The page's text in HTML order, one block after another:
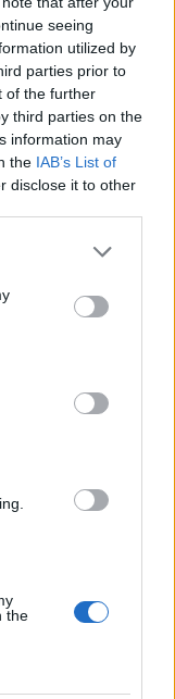
seeing
utilized by
parties prior to
of the further
third parties on the
information may
the IAB’s List of
disclose it to other
or more Google
You may click to
party tags to
in below Google
the
tutti
da 16 lungo
quasi in assetto
restare nei
tutti cosìgliano a doppia
un rapido telaio alko
2 bombole gas,
kg.è difficile restare